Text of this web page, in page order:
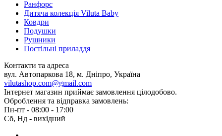
Ранфорс
Дитяча колекція Viluta Baby
Ковдри
Подушки
Рушники
Постільні приладдя
Контакти та адреса
вул. Автопаркова 18, м. Дніпро, Україна
vilutashop.com@gmail.com
Інтернет магазин приймає замовлення цілодобово.
Оброблення та відправка замовлень:
Пн-пт - 08:00 - 17:00
Сб, Нд - вихідний